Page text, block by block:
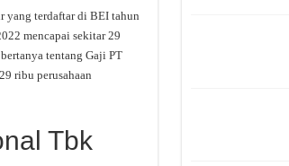
yang terdaftar di BEI tahun
mencapai sekitar 29
tentang Gaji PT
ribu perusahaan
Tbk